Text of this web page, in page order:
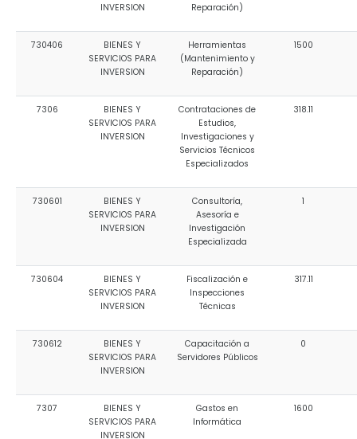
INVERSION
Reparación)
730406
BIENES Y
SERVICIOS PARA
INVERSION
Herramientas
(Mantenimiento y
Reparación)
1500
7306
BIENES Y
SERVICIOS PARA
INVERSION
Contrataciones de
Estudios,
Investigaciones y
Servicios Técnicos
Especializados
318.11
730601
BIENES Y
SERVICIOS PARA
INVERSION
Consultoría,
Asesoría e
Investigación
Especializada
1
730604
BIENES Y
SERVICIOS PARA
INVERSION
Fiscalización e
Inspecciones
Técnicas
317.11
730612
BIENES Y
SERVICIOS PARA
INVERSION
Capacitación a
Servidores Públicos
0
7307
BIENES Y
SERVICIOS PARA
INVERSION
Gastos en
Informática
1600